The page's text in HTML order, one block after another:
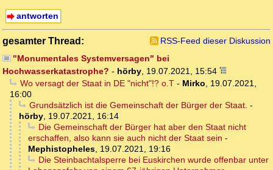
antworten
gesamter Thread:
RSS-Feed dieser Diskussion
"Monumentales Systemversagen" bei
Hochwasserkatastrophe? - hörby, 19.07.2021, 15:54
Wo versagt der Staat in DE "nicht"!? o.T- Mirko, 19.07.2021,
16:00
Grundsätzlich ist die Gemeinschaft der Bürger der Staat. -
hörby, 19.07.2021, 16:14
Die Gemeinschaft der Bürger hat aber den Staat nicht
erschaffen, also kann sie auch nicht der Staat sein -
Mephistopheles, 19.07.2021, 19:16
Die Steinbachtalsperre bei Euskirchen wurde offenbar unter